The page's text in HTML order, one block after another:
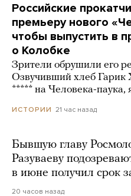
Российские
премьеру нового
чтобы выпустить в
о Колобке
Зрители обрушили его
Озвучивший хлеб Гарик
***** на Человека-
ИСТОРИИ 21 час назад
Бывшую главу
Разуваеву
в июне получил срок
20 часов назад